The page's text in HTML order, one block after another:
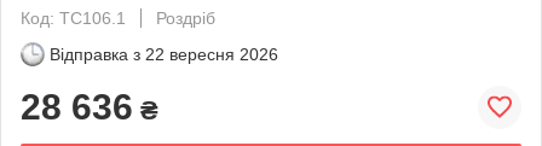
Код: ТС106.1
Роздріб
Відправка з 22 вересня 2026
28 636 ₴